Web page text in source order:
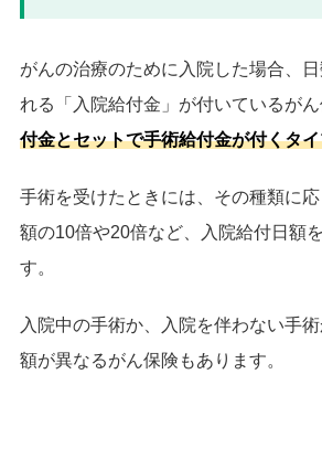
がんの治療のために入院した場合、
れる「入院給付金」が付いているがん
付金とセットで手術給付金が付くタ
手術を受けたときには、その種類に
額の10倍や20倍など、入院給付日額
す。
入院中の手術か、入院を伴わない手
額が異なるがん保険もあります。